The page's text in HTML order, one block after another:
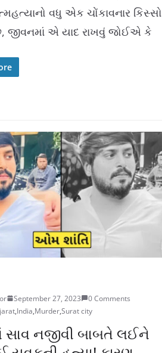
વધુ એક ચોંકાવનાર કિસ્સો
જીવનમાં એ યાદ રાખવું જોઈએ કે
September 27, 2023
0 Comments
,India,Murder,Surat city
સાવ નજીવી બાબતે લઈને